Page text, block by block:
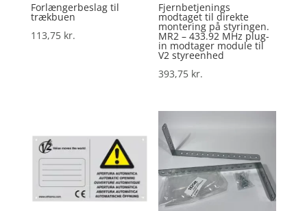
Forlængerbeslag til
trækbuen
113,75 kr.
Fjernbetjenings
modtaget til direkte
montering på styringen.
MR2 – 433.92 MHz plug-
in modtager module til
V2 styreenhed
393,75 kr.